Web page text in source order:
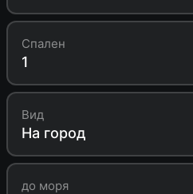
Спален
1
Вид
На город
до моря